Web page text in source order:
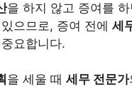
을 하지 않고 증여를 하
으므로, 증여 전에 세
요합니다.
을 세울 때 세무 전문가